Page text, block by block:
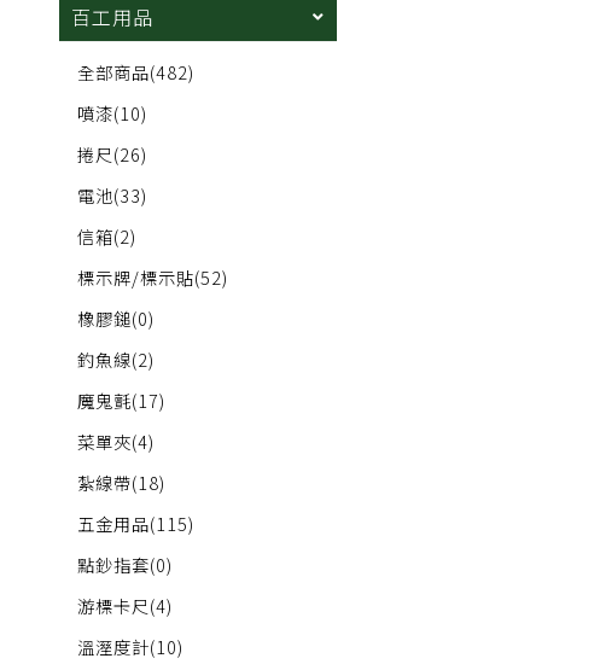
百工用品
全部商品(482)
噴漆(10)
捲尺(26)
電池(33)
信箱(2)
標示牌/標示貼(52)
橡膠鎚(0)
釣魚線(2)
魔鬼氈(17)
菜單夾(4)
紮線帶(18)
五金用品(115)
點鈔指套(0)
游標卡尺(4)
溫溼度計(10)